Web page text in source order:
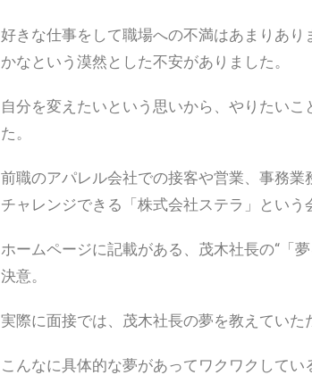
好きな仕事をして職場への不満はあまりあ
かなという漠然とした不安がありました。
自分を変えたいという思いから、やりたい
た。
前職のアパレル会社での接客や営業、事務
チャレンジできる「株式会社ステラ」という
ホームページに記載がある、茂木社長の“「
決意。
実際に面接では、茂木社長の夢を教えていた
こんなに具体的な夢があってワクワクして